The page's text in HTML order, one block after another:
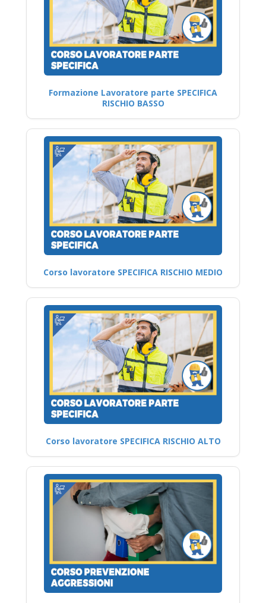
Formazione Lavoratore parte SPECIFICA
RISCHIO BASSO
Corso lavoratore SPECIFICA RISCHIO MEDIO
Corso lavoratore SPECIFICA RISCHIO ALTO